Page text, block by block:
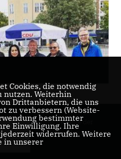
Internetseite der
CDU Friedenau
Cookies, die notwendig
nutzen. Weiterhin
Drittanbietern, die uns
zu verbessern (Website-
bestimmter
Einwilligung. Ihre
widerrufen. Weitere
in unserer